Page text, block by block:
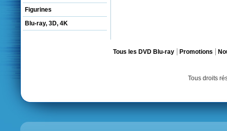
Figurines
Blu-ray, 3D, 4K
Tous les DVD Blu-ray Promotions
Tous droits